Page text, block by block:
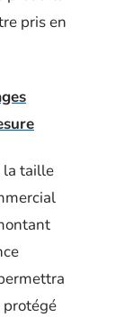
pris en
la taille
protégé